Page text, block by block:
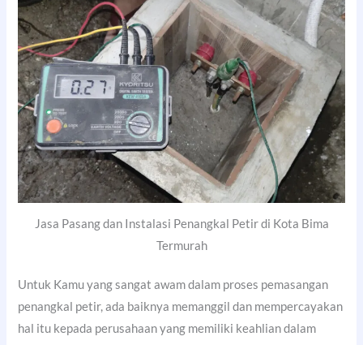
Jasa Pasang dan Instalasi Penangkal Petir di Kota Bima
Termurah
Untuk Kamu yang sangat awam dalam proses pemasangan
penangkal petir, ada baiknya memanggil dan mempercayakan
hal itu kepada perusahaan yang memiliki keahlian dalam